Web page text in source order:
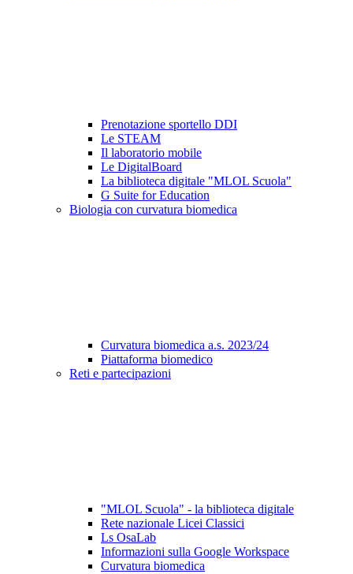
Prenotazione sportello DDI
Le STEAM
Il laboratorio mobile
Le DigitalBoard
La biblioteca digitale "MLOL Scuola"
G Suite for Education
Biologia con curvatura biomedica
Curvatura biomedica a.s. 2023/24
Piattaforma biomedico
Reti e partecipazioni
"MLOL Scuola" - la biblioteca digitale
Rete nazionale Licei Classici
Ls OsaLab
Informazioni sulla Google Workspace
Curvatura biomedica